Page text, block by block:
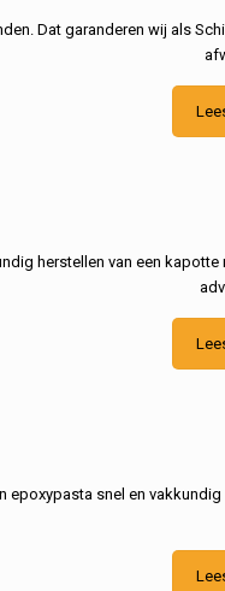
Dat garanderen wij als
herstellen van een
epoxypasta snel en